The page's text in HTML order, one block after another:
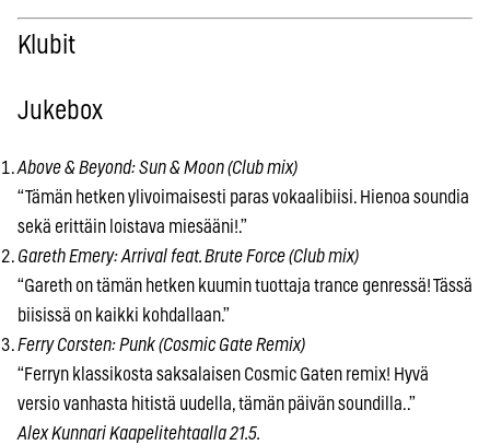
Klubit
Jukebox
Above & Beyond: Sun & Moon (Club mix)
“Tämän hetken ylivoimaisesti paras vokaalibiisi. Hienoa soundia
sekä erittäin loistava miesääni!.”
Gareth Emery: Arrival feat. Brute Force (Club mix)
“Gareth on tämän hetken kuumin tuottaja trance genressä! Tässä
biisissä on kaikki kohdallaan.”
Ferry Corsten: Punk (Cosmic Gate Remix)
“Ferryn klassikosta saksalaisen Cosmic Gaten remix! Hyvä
versio vanhasta hitistä uudella, tämän päivän soundilla..”
Alex Kunnari Kaapelitehtaalla 21.5.